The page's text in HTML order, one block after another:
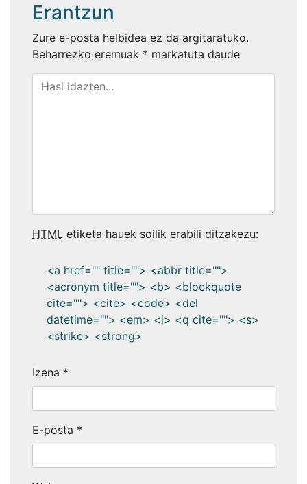
Erantzun
Zure e-posta helbidea ez da argitaratuko.
Beharrezko eremuak * markatuta daude
HTML etiketa hauek soilik erabili ditzakezu:
<a href="" title=""> <abbr title="">
<acronym title=""> <b> <blockquote
cite=""> <cite> <code> <del
datetime=""> <em> <i> <q cite=""> <s>
<strike> <strong>
Izena *
E-posta *